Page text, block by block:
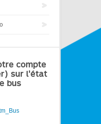
compte
sur l'état
bus